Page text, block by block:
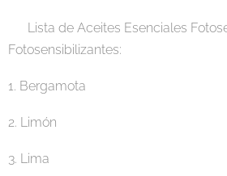
📝 Lista de Aceites Esenciales
Fotosensibilizantes:
1. Bergamota 🍊
2. Limón🍋
3. Lima🍈